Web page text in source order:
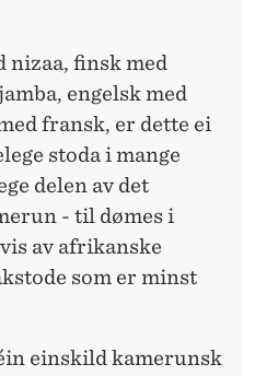
nizaa, finsk med
engelsk med
fransk, er dette ei
stoda i mange
delen av det
- til dømes i
av afrikanske
som er minst
einskild kamerunsk